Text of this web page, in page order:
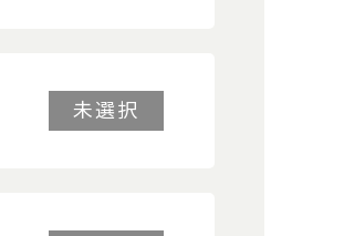
未選択